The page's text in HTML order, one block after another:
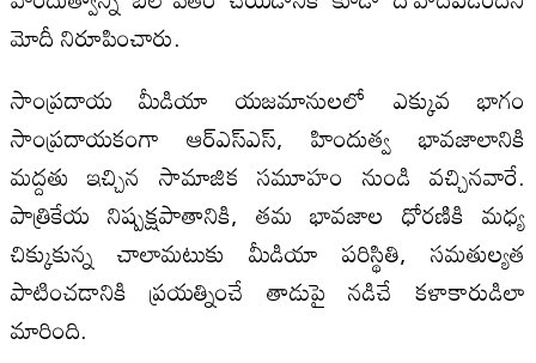
మోదీ నిరూపించారు.
సాంప్రదాయ మీడియా యజమానులలో ఎక్కువ భాగం
సాంప్రదాయకంగా ఆర్‌ఎస్‌ఎస్, హిందుత్వ భావజాలానికి
మద్దతు ఇచ్చిన సామాజిక సమూహం నుండి వచ్చినవారే.
పాత్రికేయ నిష్పక్షపాతానికి, తమ భావజాల ధోరణికి మధ్య
చిక్కుకున్న చాలామటుకు మీడియా పరిస్థితి, సమతుల్యత
పాటించడానికి ప్రయత్నించే తాడుపై నడిచే కళాకారుడిలా
మారింది.